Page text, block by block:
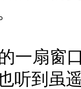
一扇窗
听到虽